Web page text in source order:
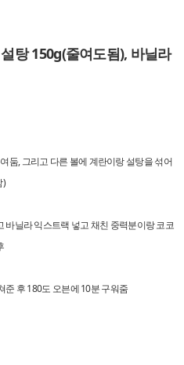
탕 150g(줄여도됨), 바닐라
둠, 그리고 다른 볼에 계란이랑 설탕을 섞어
)
바닐라 익스트랙 넣고 채친 중력분이랑 코코
준 후 180도 오븐에 10분 구워줌